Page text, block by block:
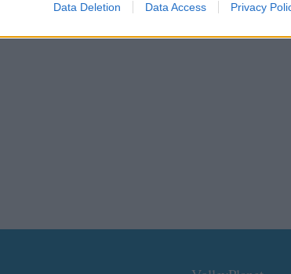
Data Deletion Data Access Privacy